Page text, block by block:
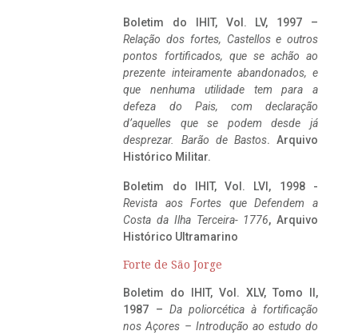
Boletim do IHIT, Vol. LV, 1997 –
Relação dos fortes, Castellos e outros
pontos fortificados, que se achão ao
prezente inteiramente abandonados, e
que nenhuma utilidade tem para a
defeza do Pais, com declaração
d’aquelles que se podem desde já
desprezar. Barão de Bastos. Arquivo
Histórico Militar.
Boletim do IHIT, Vol. LVI, 1998 -
Revista aos Fortes que Defendem a
Costa da Ilha Terceira- 1776, Arquivo
Histórico Ultramarino
Forte de São Jorge
Boletim do IHIT, Vol. XLV, Tomo II,
1987 – Da poliorcética à fortificação
nos Açores – Introdução ao estudo do